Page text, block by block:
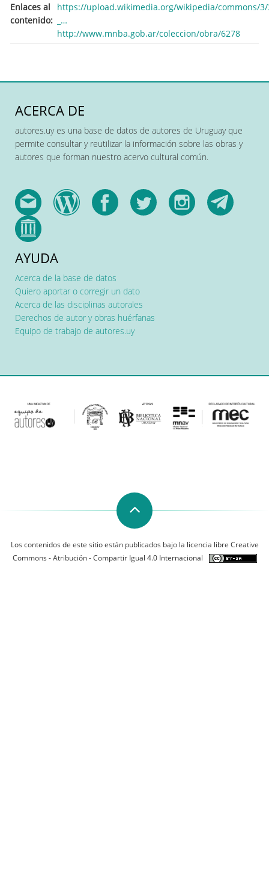
Enlaces al
contenido
https://upload.wikimedia.org/wikipedia/commons/3/
_…
http://www.mnba.gob.ar/coleccion/obra/6278
ACERCA DE
autores.uy es una base de datos de autores de Uruguay que
permite consultar y reutilizar la información sobre las obras y
autores que forman nuestro acervo cultural común.
AYUDA
Acerca de la base de datos
Quiero aportar o corregir un dato
Acerca de las disciplinas autorales
Derechos de autor y obras huérfanas
Equipo de trabajo de autores.uy
Los contenidos de este sitio están publicados bajo la licencia libre Creative
Commons - Atribución - Compartir Igual 4.0 Internacional